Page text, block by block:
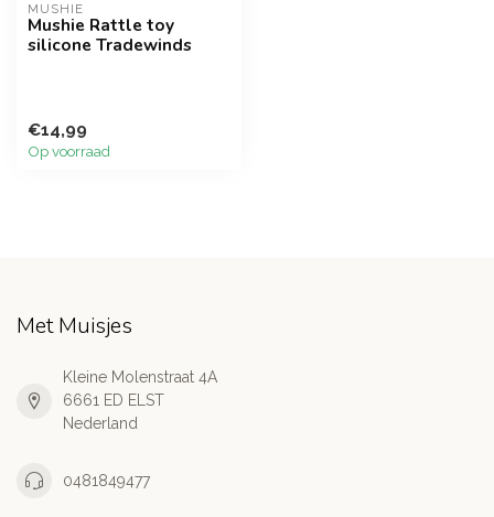
MUSHIE
Mushie Rattle toy
silicone Tradewinds
€14,99
Op voorraad
Met Muisjes
Kleine Molenstraat 4A
6661 ED ELST
Nederland
0481849477